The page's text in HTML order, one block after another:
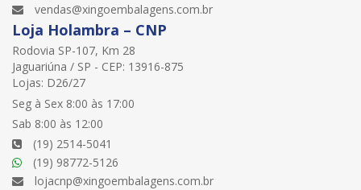
vendas@xingoembalagens.com.br
Loja Holambra – CNP
Rodovia SP-107, Km 28
Jaguariúna / SP - CEP: 13916-875
Lojas: D26/27
Seg à Sex 8:00 às 17:00
Sab 8:00 às 12:00
(19) 2514-5041
(19) 98772-5126
lojacnp@xingoembalagens.com.br